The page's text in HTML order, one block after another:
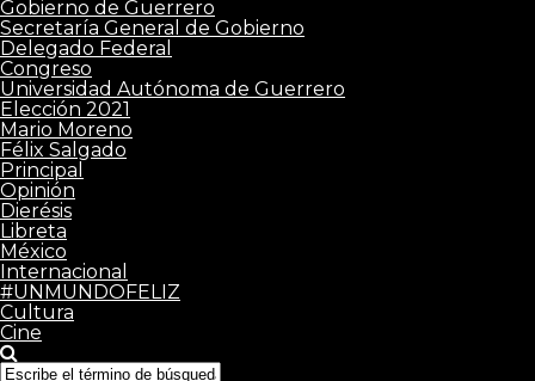
Gobierno de Guerrero
Secretaría General de Gobierno
Delegado Federal
Congreso
Universidad Autónoma de Guerrero
Elección 2021
Mario Moreno
Félix Salgado
Principal
Opinión
Dierésis
Libreta
México
Internacional
#UNMUNDOFELIZ
Cultura
Cine